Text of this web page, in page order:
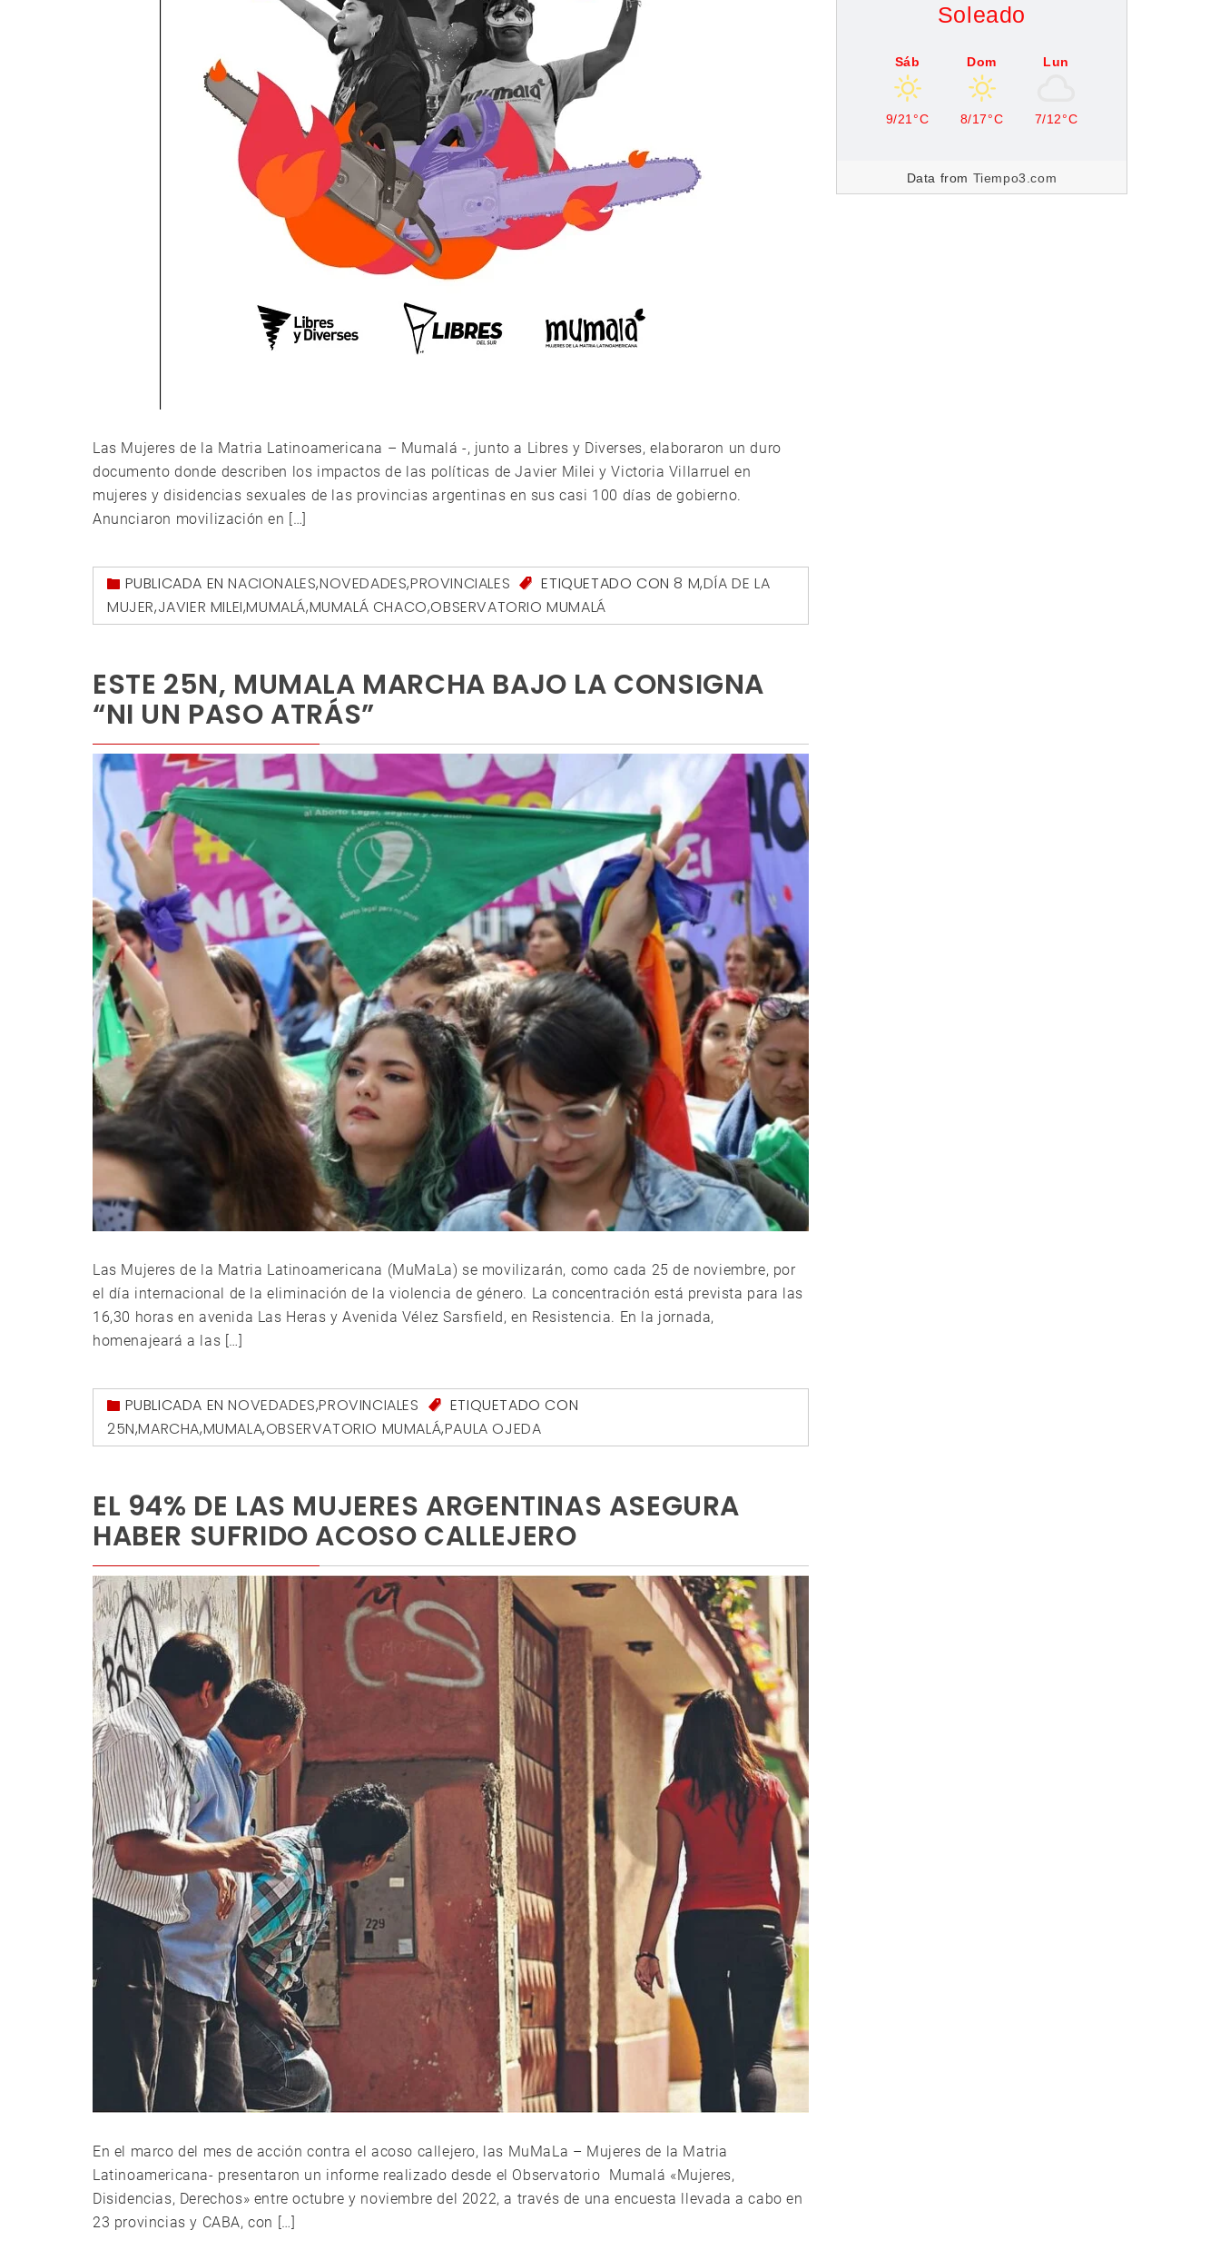
Las Mujeres de la Matria Latinoamericana – Mumalá -, junto a Libres y Diverses, elaboraron un duro
documento donde describen los impactos de las políticas de Javier Milei y Victoria Villarruel en
mujeres y disidencias sexuales de las provincias argentinas en sus casi 100 días de gobierno.
Anunciaron movilización en […]
PUBLICADA ENNACIONALES,NOVEDADES,PROVINCIALES ETIQUETADO CON8 M,DÍA DE LA
MUJER,JAVIER MILEI,MUMALÁ,MUMALÁ CHACO,OBSERVATORIO MUMALÁ
ESTE 25N, MUMALA MARCHA BAJO LA CONSIGNA
“NI UN PASO ATRÁS”
Las Mujeres de la Matria Latinoamericana (MuMaLa) se movilizarán, como cada 25 de noviembre, por
el día internacional de la eliminación de la violencia de género. La concentración está prevista para las
16,30 horas en avenida Las Heras y Avenida Vélez Sarsfield, en Resistencia. En la jornada,
homenajeará a las […]
PUBLICADA ENNOVEDADES,PROVINCIALES
ETIQUETADO CON
25N,MARCHA,MUMALA,OBSERVATORIO MUMALÁ,PAULA OJEDA
EL 94% DE LAS MUJERES ARGENTINAS ASEGURA
HABER SUFRIDO ACOSO CALLEJERO
En el marco del mes de acción contra el acoso callejero, las MuMaLa – Mujeres de la Matria
Latinoamericana- presentaron un informe realizado desde el Observatorio Mumalá «Mujeres,
Disidencias, Derechos» entre octubre y noviembre del 2022, a través de una encuesta llevada a cabo en
23 provincias y CABA, con […]
Soleado
Sáb
9/21°C
Dom
8/17°C
Lun
7/12°C
Data from Tiempo3.com